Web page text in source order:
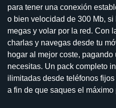
para tener una conexión
o bien velocidad de 300 Mb,
megas y volar por la red. Con
charlas y navegas desde tu
hogar al mejor coste,
necesitas. Un pack completo
ilimitadas desde teléfonos
a fin de que saques el máximo